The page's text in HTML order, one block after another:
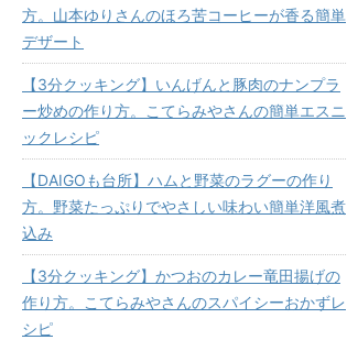
方。山本ゆりさんのほろ苦コーヒーが香る簡単
デザート
【3分クッキング】いんげんと豚肉のナンプラ
ー炒めの作り方。こてらみやさんの簡単エスニ
ックレシピ
【DAIGOも台所】ハムと野菜のラグーの作り
方。野菜たっぷりでやさしい味わい簡単洋風煮
込み
【3分クッキング】かつおのカレー竜田揚げの
作り方。こてらみやさんのスパイシーおかずレ
シピ